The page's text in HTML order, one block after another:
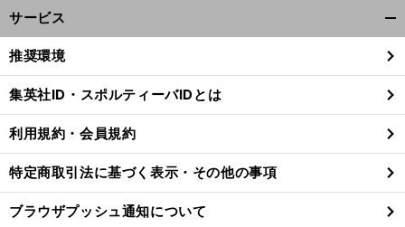
サービス
閉
る
推奨環境
集英社ID・スポルティーバIDとは
利用規約・会員規約
特定商取引法に基づく表示・その他の事項
ブラウザプッシュ通知について